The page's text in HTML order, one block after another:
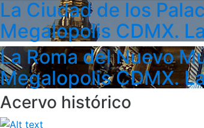
La Ciudad de los
Megalopolis CDMX.
La Roma del Nuevo
Megalopolis CDMX.
Acervo histórico